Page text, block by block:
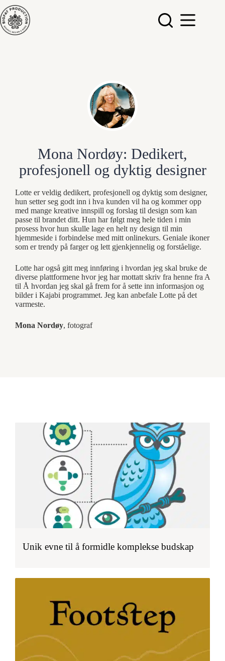
Hopp
til
innholdet
Mona Nordøy: Dedikert,
profesjonell og dyktig designer
Lotte er veldig dedikert, profesjonell og dyktig som designer,
hun setter seg godt inn i hva kunden vil ha og kommer opp
med mange kreative innspill og forslag til design som kan
passe til brandet ditt. Hun har følgt meg hele tiden i min
prosess hvor hun skulle lage en helt ny design til min
hjemmeside i forbindelse med mitt onlinekurs. Geniale ikoner
som er trendy på farger og lett gjenkjennelig og forståelige.
Lotte har også gitt meg innføring i hvordan jeg skal bruke de
diverse plattformene hvor jeg har mottatt skriv fra henne fra A
til Å hvordan jeg skal gå frem for å sette inn informasjon og
bilder i Kajabi programmet. Jeg kan anbefale Lotte på det
varmeste.
Mona Nordøy, fotograf
Unik evne til å formidle komplekse budskap